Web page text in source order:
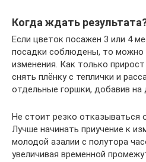
Когда ждать
Если цветок посажен 3 или 4
посадки соблюдены, то можно
изменения. Как только
снять плёнку с теплички и
отдельные горшки, добавив на
Не стоит резко отказываться
Лучше начинать приучение к
молодой азалии с полутора
увеличивая временной